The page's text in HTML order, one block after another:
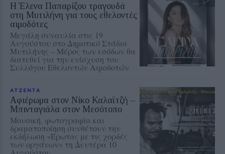
Η Έλενα Παπαρίζου τραγουδά
στη Μυτιλήνη για τους εθελοντές
αιμοδότες
Μεγάλη συναυλία στις 19
Αυγούστου στο Δημοτικό Στάδιο
Μυτιλήνης – Μέρος των εσόδων θα
διατεθεί για την ενίσχυση του
Συλλόγου Εθελοντών Αιμοδοτών
ΑΤΖΕΝΤΑ
Αφιέρωμα στον Νίκο Καλαϊτζή –
Μπινταγιάλα στον Μεσότοπο
Μουσική, φωτογραφία και
δραματοποίηση συνθέτουν την
εκδήλωση «Έρωτας με τις χορδές
των οργάνων» τη Δευτέρα 10